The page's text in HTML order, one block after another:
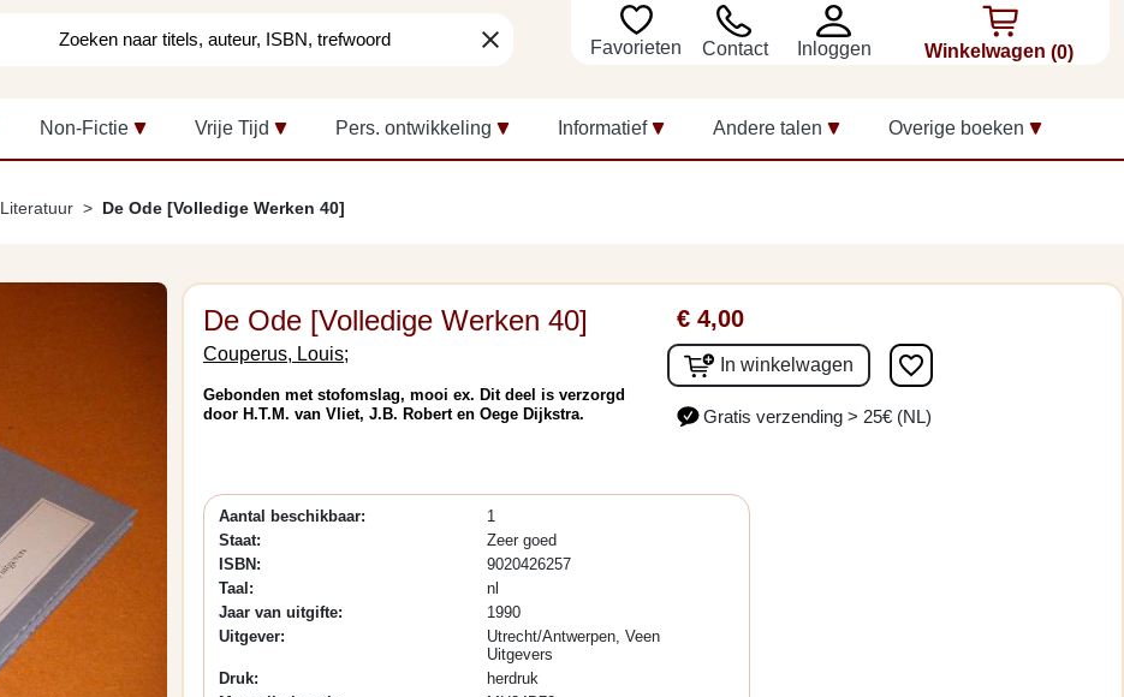
clear Favorieten Contact Inloggen Winkelwagen (0)
Non-Fictie Vrije Tijd Pers. ontwikkeling Informatief Andere talen Overige boeken
Literatuur De Ode [Volledige Werken 40]
De Ode [Volledige Werken 40]
Couperus, Louis;
Gebonden met stofomslag, mooi ex. Dit deel is verzorgd
door H.T.M. van Vliet, J.B. Robert en Oege Dijkstra.
€ 4,00
In winkelwagen favorite_border
Gratis verzending > 25€ (NL)
Aantal beschikbaar:
1
Staat:
Zeer goed
ISBN:
9020426257
Taal:
nl
Jaar van uitgifte:
1990
Uitgever:
Utrecht/Antwerpen, Veen
Uitgevers
Druk:
herdruk